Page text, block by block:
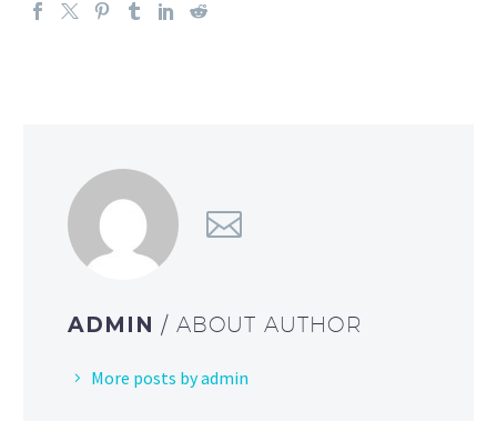
ADMIN / ABOUT AUTHOR
More posts by admin